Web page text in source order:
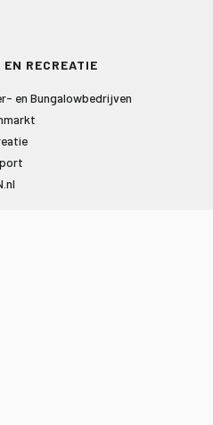
EN RECREATIE
en Bungalowbedrijven